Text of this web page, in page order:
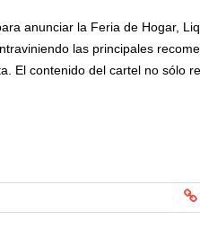
anunciar la Feria de Hogar,
las principales
El contenido del cartel no sólo